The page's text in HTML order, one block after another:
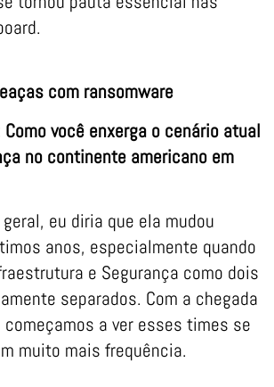
com ransomware
você enxerga o cenário atual
no continente americano em
geral, eu diria que ela mudou
anos, especialmente quando
e Segurança como dois
separados. Com a chegada
começamos a ver esses times se
muito mais frequência.